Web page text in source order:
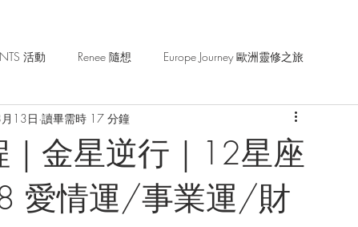
活動 Renee 隨想 Europe Journey 歐洲靈修之旅
金星逆行｜12星座
愛情運/事業運/財
13日 讀畢需時 17 分鐘